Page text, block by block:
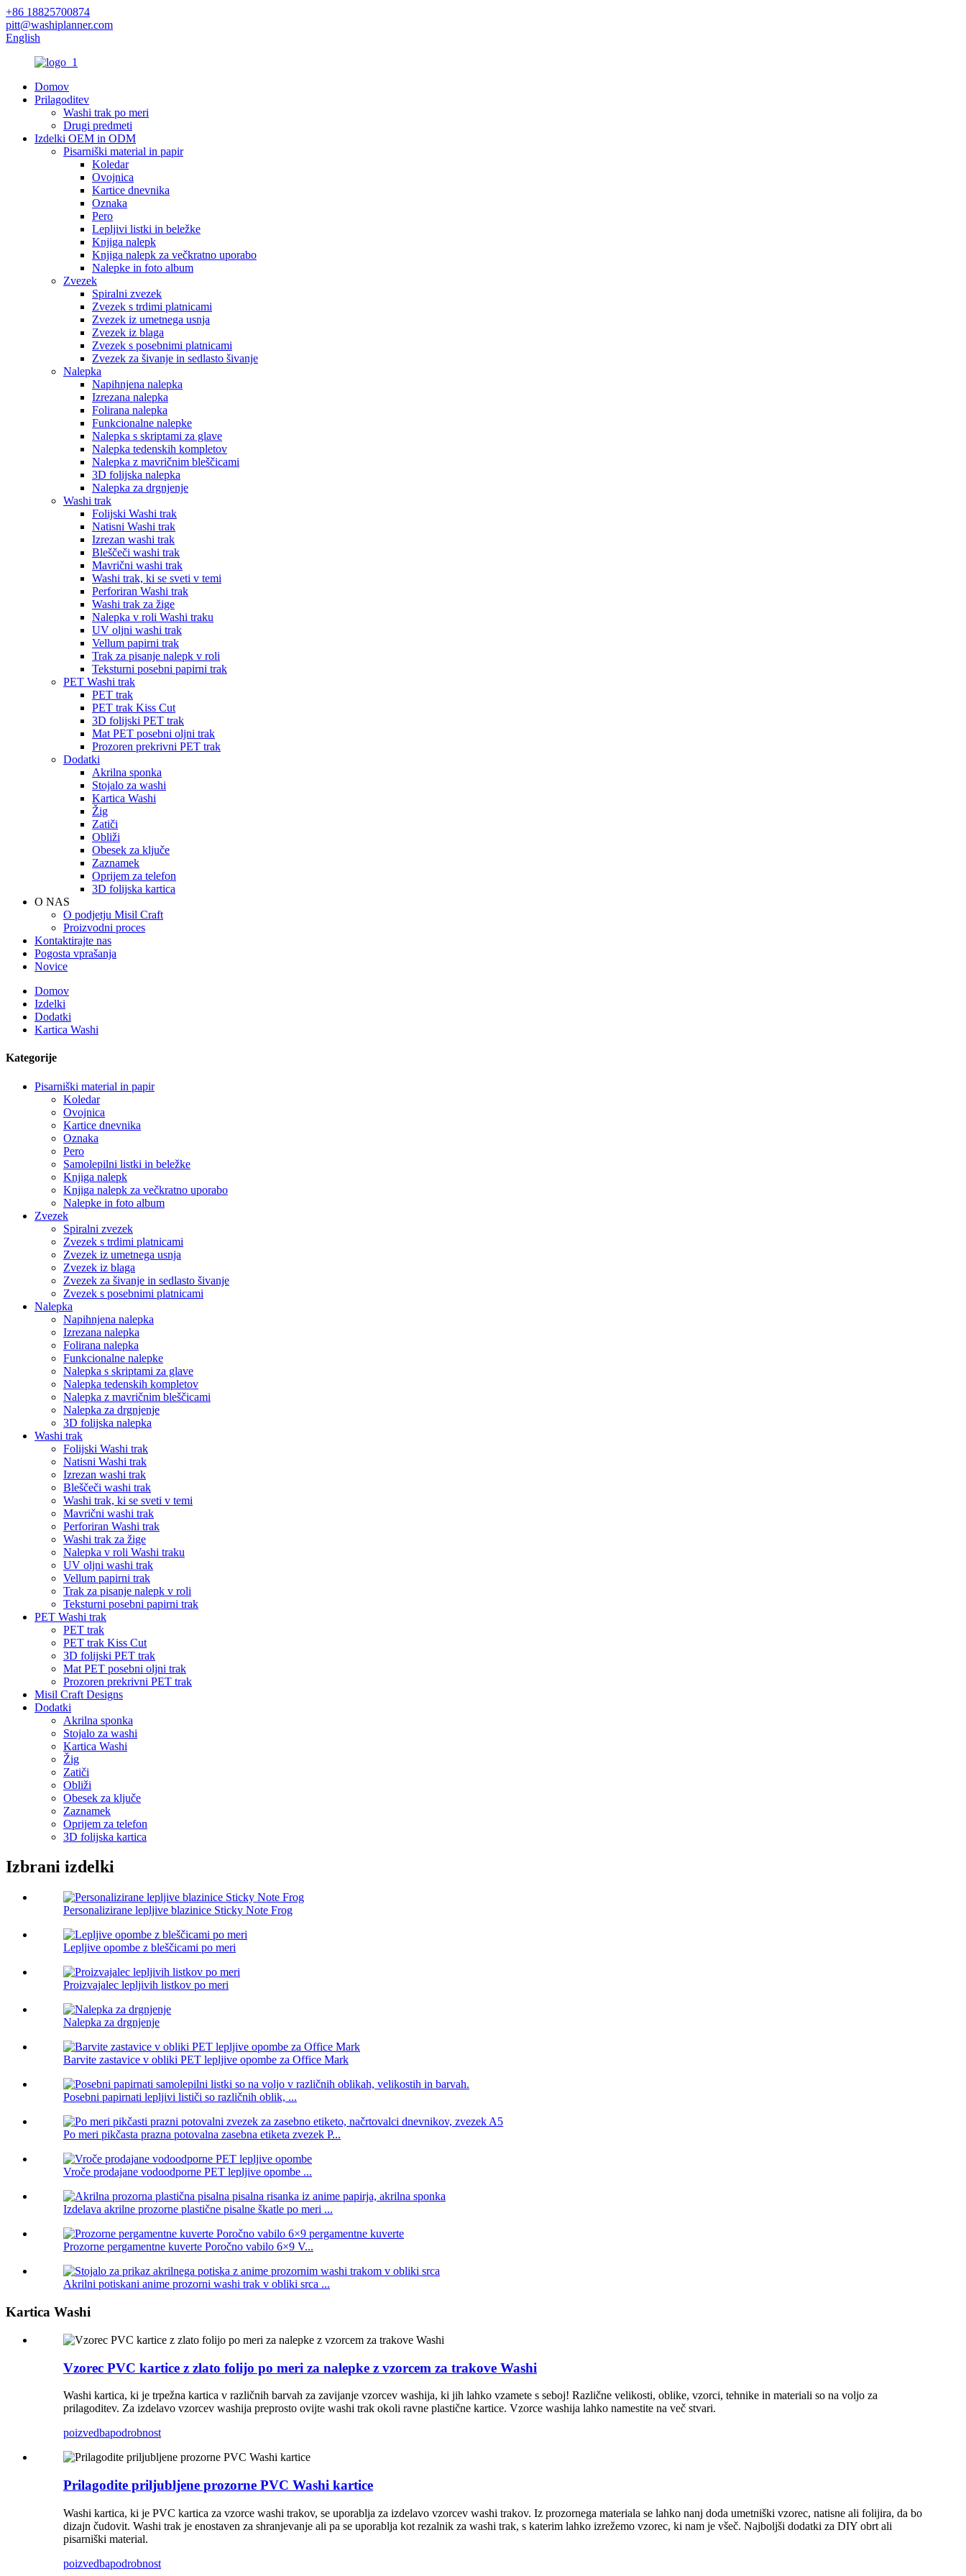
+86 18825700874
pitt@washiplanner.com
English
Domov
Prilagoditev
Washi trak po meri
Drugi predmeti
Izdelki OEM in ODM
Pisarniški material in papir
Koledar
Ovojnica
Kartice dnevnika
Oznaka
Pero
Lepljivi listki in beležke
Knjiga nalepk
Knjiga nalepk za večkratno uporabo
Nalepke in foto album
Zvezek
Spiralni zvezek
Zvezek s trdimi platnicami
Zvezek iz umetnega usnja
Zvezek iz blaga
Zvezek s posebnimi platnicami
Zvezek za šivanje in sedlasto šivanje
Nalepka
Napihnjena nalepka
Izrezana nalepka
Folirana nalepka
Funkcionalne nalepke
Nalepka s skriptami za glave
Nalepka tedenskih kompletov
Nalepka z mavričnim bleščicami
3D folijska nalepka
Nalepka za drgnjenje
Washi trak
Folijski Washi trak
Natisni Washi trak
Izrezan washi trak
Bleščeči washi trak
Mavrični washi trak
Washi trak, ki se sveti v temi
Perforiran Washi trak
Washi trak za žige
Nalepka v roli Washi traku
UV oljni washi trak
Vellum papirni trak
Trak za pisanje nalepk v roli
Teksturni posebni papirni trak
PET Washi trak
PET trak
PET trak Kiss Cut
3D folijski PET trak
Mat PET posebni oljni trak
Prozoren prekrivni PET trak
Dodatki
Akrilna sponka
Stojalo za washi
Kartica Washi
Žig
Zatiči
Obliži
Obesek za ključe
Zaznamek
Oprijem za telefon
3D folijska kartica
O NAS
O podjetju Misil Craft
Proizvodni proces
Kontaktirajte nas
Pogosta vprašanja
Novice
Domov
Izdelki
Dodatki
Kartica Washi
Kategorije
Pisarniški material in papir
Koledar
Ovojnica
Kartice dnevnika
Oznaka
Pero
Samolepilni listki in beležke
Knjiga nalepk
Knjiga nalepk za večkratno uporabo
Nalepke in foto album
Zvezek
Spiralni zvezek
Zvezek s trdimi platnicami
Zvezek iz umetnega usnja
Zvezek iz blaga
Zvezek za šivanje in sedlasto šivanje
Zvezek s posebnimi platnicami
Nalepka
Napihnjena nalepka
Izrezana nalepka
Folirana nalepka
Funkcionalne nalepke
Nalepka s skriptami za glave
Nalepka tedenskih kompletov
Nalepka z mavričnim bleščicami
Nalepka za drgnjenje
3D folijska nalepka
Washi trak
Folijski Washi trak
Natisni Washi trak
Izrezan washi trak
Bleščeči washi trak
Washi trak, ki se sveti v temi
Mavrični washi trak
Perforiran Washi trak
Washi trak za žige
Nalepka v roli Washi traku
UV oljni washi trak
Vellum papirni trak
Trak za pisanje nalepk v roli
Teksturni posebni papirni trak
PET Washi trak
PET trak
PET trak Kiss Cut
3D folijski PET trak
Mat PET posebni oljni trak
Prozoren prekrivni PET trak
Misil Craft Designs
Dodatki
Akrilna sponka
Stojalo za washi
Kartica Washi
Žig
Zatiči
Obliži
Obesek za ključe
Zaznamek
Oprijem za telefon
3D folijska kartica
Izbrani izdelki
Personalizirane lepljive blazinice Sticky Note Frog
Lepljive opombe z bleščicami po meri
Proizvajalec lepljivih listkov po meri
Nalepka za drgnjenje
Barvite zastavice v obliki PET lepljive opombe za Office Mark
Posebni papirnati lepljivi lističi so različnih oblik, ...
Po meri pikčasta prazna potovalna zasebna etiketa zvezek P...
Vroče prodajane vodoodporne PET lepljive opombe ...
Izdelava akrilne prozorne plastične pisalne škatle po meri ...
Prozorne pergamentne kuverte Poročno vabilo 6×9 V...
Akrilni potiskani anime prozorni washi trak v obliki srca ...
Kartica Washi
Vzorec PVC kartice z zlato folijo po meri za nalepke z vzorcem za trakove Washi
Washi kartica, ki je trpežna kartica v različnih barvah za zavijanje vzorcev washija, ki jih lahko vzamete s seboj! Različne velikosti, oblike, vzorci, tehnike in materiali so na voljo za
prilagoditev. Za izdelavo vzorcev washija preprosto ovijte washi trak okoli ravne plastične kartice. Vzorce washija lahko namestite na več stvari.
poizvedbapodrobnost
Prilagodite priljubljene prozorne PVC Washi kartice
Washi kartica, ki je PVC kartica za vzorce washi trakov, se uporablja za izdelavo vzorcev washi trakov. Iz prozornega materiala se lahko nanj doda umetniški vzorec, natisne ali folijira, da bo
dizajn čudovit. Washi trak je enostaven za shranjevanje ali pa se uporablja kot rezalnik za washi trak, s katerim lahko izrežemo vzorec, ki nam je všeč. Najboljši dodatki za DIY obrt ali
pisarniški material.
poizvedbapodrobnost